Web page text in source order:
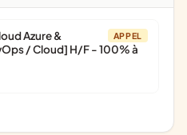
APPEL
Azure &
/ Cloud] H/F - 100% à